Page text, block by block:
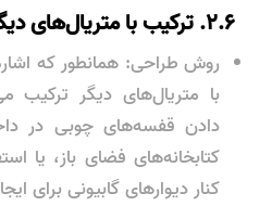
۲.۶. ترکیب با متریال‌های دیگر
روش طراحی: همانطور که
با متریال‌های دیگر ترکیب
دادن قفسه‌های چوبی در
کتابخانه‌های فضای باز، یا
کنار دیوارهای گابیونی برای